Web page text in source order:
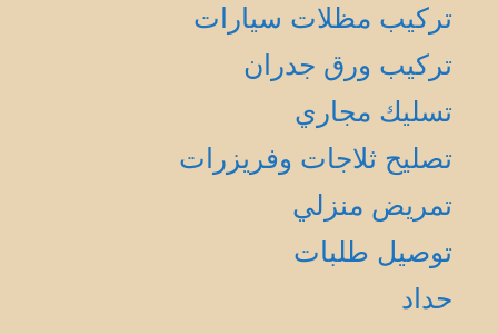
تركيب مظلات سيارات
تركيب ورق جدران
تسليك مجاري
تصليح ثلاجات وفريزرات
تمريض منزلي
توصيل طلبات
حداد